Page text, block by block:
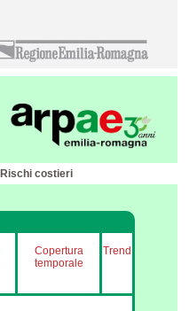
Rischi costieri
Copertura
temporale
Trend